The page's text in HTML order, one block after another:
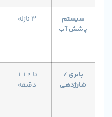
۳ نازله ۴ نازل
تا ۱۱۰
دقیقه
باتری
داخلی با